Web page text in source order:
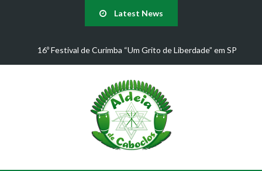
Latest News
de Liberdade” em SP
Juliana D'Passos confirma presença
Aldeia de